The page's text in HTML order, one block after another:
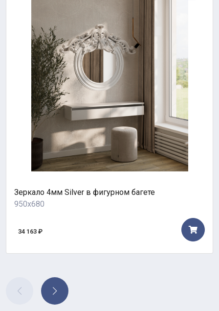
Зеркало 4мм Silver в фигурном багете
950x680
34 163 ₽